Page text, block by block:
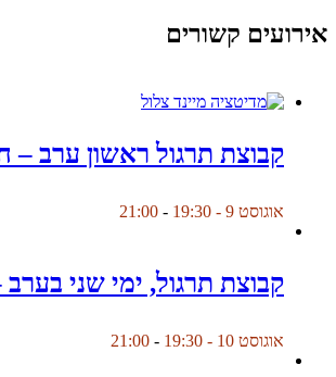
אירועים קשורים
קבוצת תרגול ראשון ערב –
אוגוסט 9 - 19:30 -
21:00
קבוצת תרגול, ימי שני בערב
אוגוסט 10 - 19:30 -
21:00